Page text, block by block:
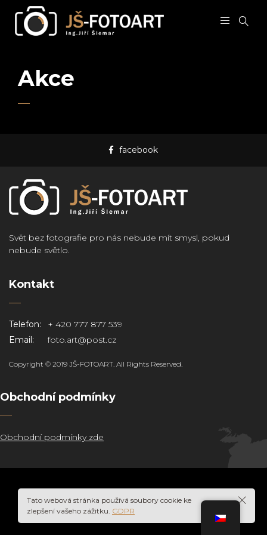
Akce
facebook
Svět bez fotografie pro nás nebude mít smysl, pokud
nebude světlo.
Kontakt
Telefon:
+ 420 777 877 539
Email:
foto.art@post.cz
Copyright © 2019 JŠ-FOTOART. All Rights Reserved.
Obchodní podmínky
Obchodní podmínky zde
Tato webová stránka používá soubory cookie ke
zlepšení vašeho zážitku. GDPR